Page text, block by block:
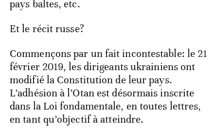
pays baltes, etc.
Et le récit russe?
Commençons par un fait incontestable: le 21
février 2019, les dirigeants ukrainiens ont
modifié la Constitution de leur pays.
L’adhésion à l’Otan est désormais inscrite
dans la Loi fondamentale, en toutes lettres,
en tant qu’objectif à atteindre.